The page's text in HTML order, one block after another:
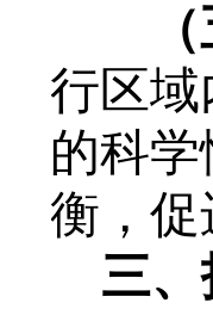
行区
的科
衡，
三